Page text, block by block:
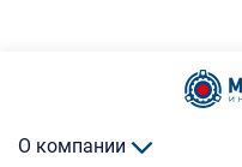
О компании